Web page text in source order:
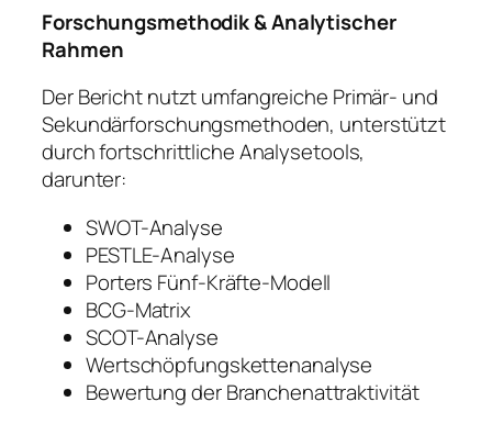
Forschungsmethodik & Analytischer
Rahmen
Der Bericht nutzt umfangreiche Primär- und
Sekundärforschungsmethoden, unterstützt
durch fortschrittliche Analysetools,
darunter:
SWOT-Analyse
PESTLE-Analyse
Porters Fünf-Kräfte-Modell
BCG-Matrix
SCOT-Analyse
Wertschöpfungskettenanalyse
Bewertung der Branchenattraktivität